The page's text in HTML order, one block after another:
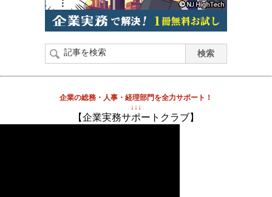
企業の総務・人事・経理部門を全力サポート！
↓↓↓
【企業実務サポートクラブ】